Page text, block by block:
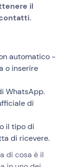
il
automatico -
o inserire
WhatsApp.
di
il tipo di
di ricevere.
di cosa è il